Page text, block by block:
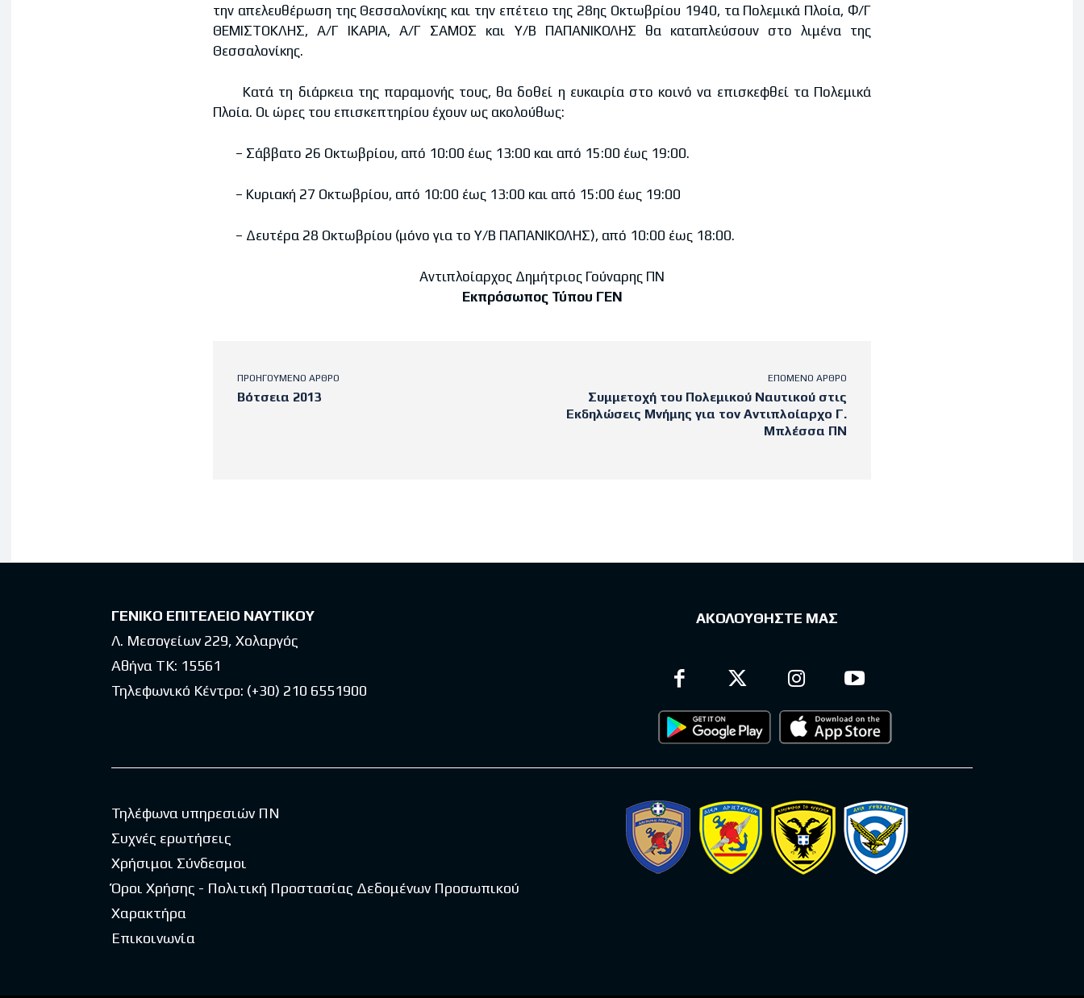
την απελευθέρωση της Θεσσαλονίκης και την επέτειο της 28ης Οκτωβρίου 1940, τα Πολεμικά Πλοία, Φ/Γ
ΘΕΜΙΣΤΟΚΛΗΣ, Α/Γ ΙΚΑΡΙΑ, Α/Γ ΣΑΜΟΣ και Υ/Β ΠΑΠΑΝΙΚΟΛΗΣ θα καταπλεύσουν στο λιμένα της
Θεσσαλονίκης.
Κατά τη διάρκεια της παραμονής τους, θα δοθεί η ευκαιρία στο κοινό να επισκεφθεί τα Πολεμικά
Πλοία. Οι ώρες του επισκεπτηρίου έχουν ως ακολούθως:
– Σάββατο 26 Οκτωβρίου, από 10:00 έως 13:00 και από 15:00 έως 19:00.
– Κυριακή 27 Οκτωβρίου, από 10:00 έως 13:00 και από 15:00 έως 19:00
– Δευτέρα 28 Οκτωβρίου (μόνο για το Υ/Β ΠΑΠΑΝΙΚΟΛΗΣ), από 10:00 έως 18:00.
Αντιπλοίαρχος Δημήτριος Γούναρης ΠΝ
Εκπρόσωπος Τύπου ΓΕΝ
ΠΡΟΗΓΟΎΜΕΝΟ ΆΡΘΡΟ
Βότσεια 2013
ΕΠΌΜΕΝΟ ΆΡΘΡΟ
Συμμετοχή του Πολεμικού Ναυτικού στις
Εκδηλώσεις Μνήμης για τον Αντιπλοίαρχο Γ.
Μπλέσσα ΠΝ
ΓΕΝΙΚΟ ΕΠΙΤΕΛΕΙΟ ΝΑΥΤΙΚΟΥ
Λ. Μεσογείων 229, Χολαργός
Αθήνα ΤΚ: 15561
Τηλεφωνικό Κέντρο: (+30) 210 6551900
ΑΚΟΛΟΥΘΗΣΤΕ ΜΑΣ
Τηλέφωνα υπηρεσιών ΠΝ
Συχνές ερωτήσεις
Χρήσιμοι Σύνδεσμοι
Όροι Χρήσης - Πολιτική Προστασίας Δεδομένων Προσωπικού
Χαρακτήρα
Επικοινωνία